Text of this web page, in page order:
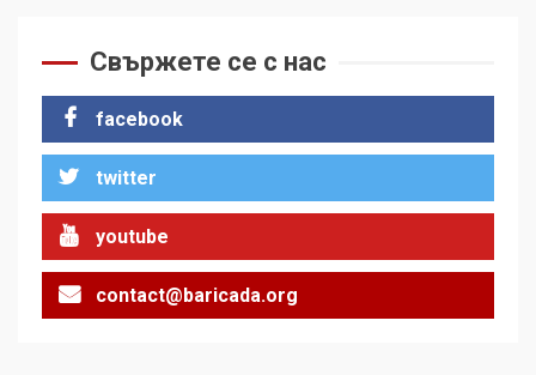
Свържете се с нас
facebook
twitter
youtube
contact@baricada.org